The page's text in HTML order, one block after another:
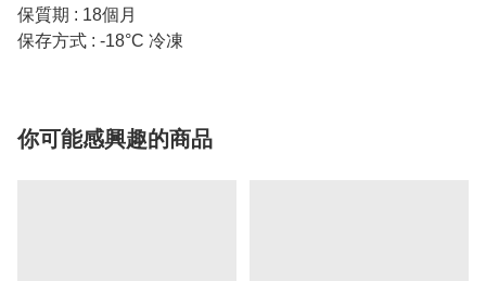
保質期 : 18個月
保存方式 : -18°C 冷凍
你可能感興趣的商品